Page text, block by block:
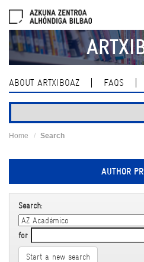
navigation
ABOUT ARTXIBOAZ FAQS
Home Search
AUTHOR
Search:
for
Start a new search